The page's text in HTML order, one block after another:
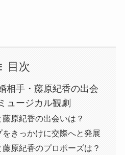
目次
相手・藤原紀香の出会
ュージカル観劇
藤原紀香の出会いは？
きっかけに交際へと発展
藤原紀香のプロポーズは？